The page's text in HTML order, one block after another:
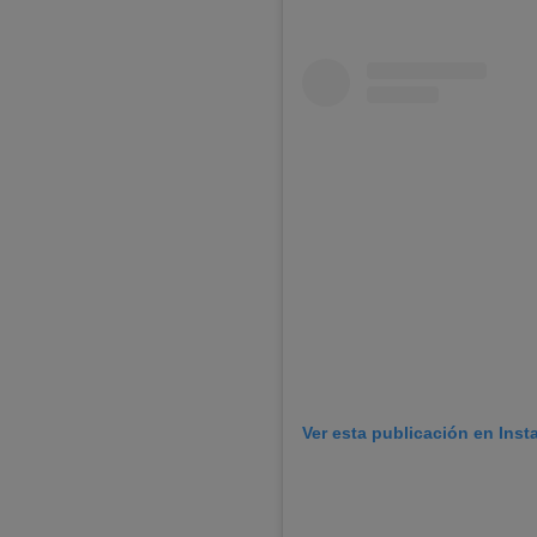
Ver esta publicación en